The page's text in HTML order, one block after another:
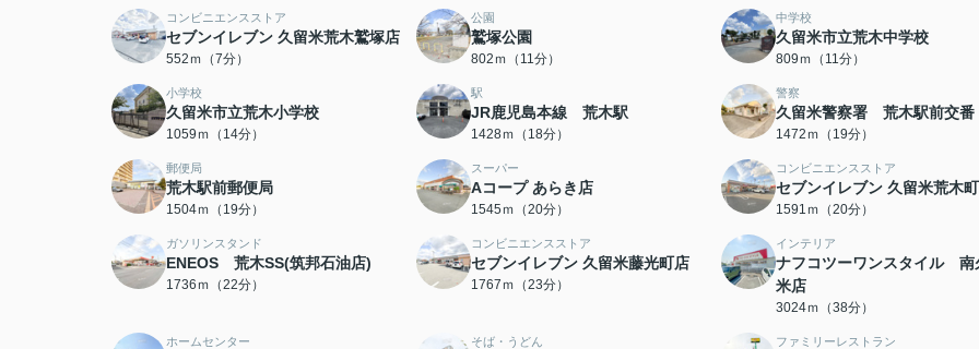
コンビニエンスストア
セブンイレブン 久留米荒木鷲塚店
552ｍ（7分）
公園
鷲塚公園
802ｍ（11分）
中学校
久留米市立荒木中学校
809ｍ（11分）
小学校
久留米市立荒木小学校
1059ｍ（14分）
駅
JR鹿児島本線 荒木駅
1428ｍ（18分）
警察
久留米警察署 荒木駅前交番
1472ｍ（19分）
郵便局
荒木駅前郵便局
1504ｍ（19分）
スーパー
Aコープ あらき店
1545ｍ（20分）
コンビニエンスストア
セブンイレブン 久留米荒木
1591ｍ（20分）
ガソリンスタンド
ENEOS 荒木SS(筑邦石油店)
1736ｍ（22分）
コンビニエンスストア
セブンイレブン 久留米藤光町店
1767ｍ（23分）
インテリア
ナフコツーワンスタイル 南
米店
3024ｍ（38分）
ホームセンター そば・うどん ファミリーレストラン